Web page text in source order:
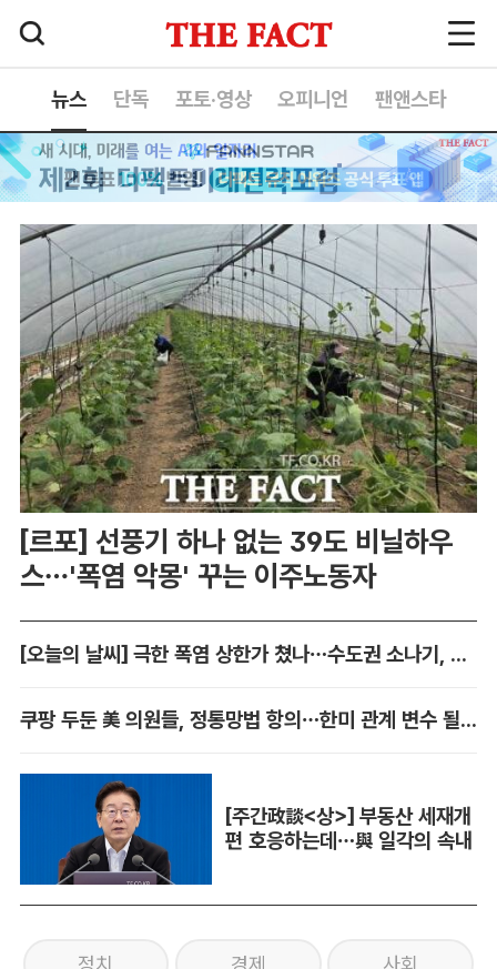
뉴스 단독 포토·영상 오피니언 팬앤스타
[르포] 선풍기 하나 없는 39도 비닐하우
스…'폭염 악몽' 꾸는 이주노동자
[오늘의 날씨] 극한 폭염 상한가 쳤나…수도권 소나기, 동해안에 폭우
쿠팡 두둔 美 의원들, 정통망법 항의…한미 관계 변수 될까
[주간政談<상>] 부동산 세재개
편 호응하는데…與 일각의 속내
정치 경제 사회